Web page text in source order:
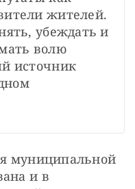
жителей.
убеждать и
волю
источник
муниципальной
и в